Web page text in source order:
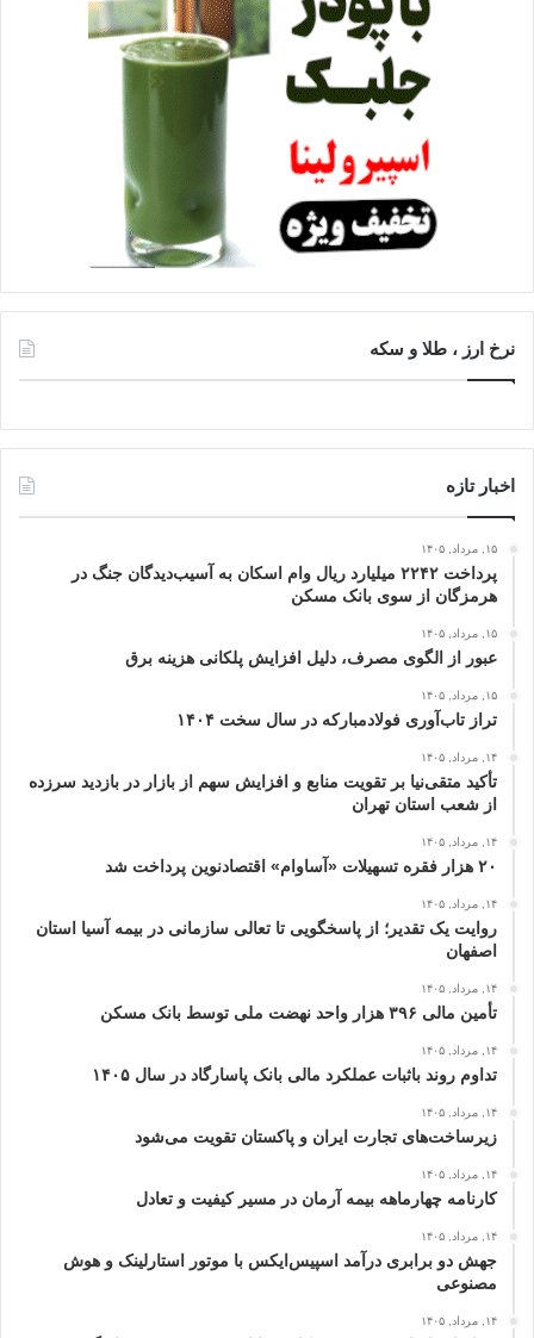
نرخ ارز ، طلا و سکه
اخبار تازه
۱۵, مرداد, ۱۴۰۵
پرداخت ۲۲۴۲ میلیارد ریال وام اسکان به آسیب‌دیدگان جنگ در
هرمزگان از سوی بانک مسکن
۱۵, مرداد, ۱۴۰۵
عبور از الگوی مصرف، دلیل افزایش پلکانی هزینه برق
۱۵, مرداد, ۱۴۰۵
تراز تاب‌آوری فولادمبارکه در سال سخت ۱۴۰۴
۱۴, مرداد, ۱۴۰۵
تأکید متقی‌نیا بر تقویت منابع و افزایش سهم از بازار در بازدید سرزده
از شعب استان تهران
۱۴, مرداد, ۱۴۰۵
۲۰ هزار فقره تسهیلات «آساوام» اقتصادنوین پرداخت شد
۱۴, مرداد, ۱۴۰۵
روایت یک تقدیر؛ از پاسخگویی تا تعالی سازمانی در بیمه آسیا استان
اصفهان
۱۴, مرداد, ۱۴۰۵
تأمین مالی ۳۹۶ هزار واحد نهضت ملی توسط بانک مسکن
۱۴, مرداد, ۱۴۰۵
تداوم روند باثبات عملکرد مالی بانک پاسارگاد در سال ۱۴۰۵
۱۴, مرداد, ۱۴۰۵
زیرساخت‌های تجارت ایران و پاکستان تقویت می‌شود
۱۴, مرداد, ۱۴۰۵
کارنامه چهارماهه بیمه آرمان در مسیر کیفیت و تعادل
۱۴, مرداد, ۱۴۰۵
جهش دو برابری درآمد اسپیس‌ایکس با موتور استارلینک و هوش
مصنوعی
۱۴, مرداد, ۱۴۰۵